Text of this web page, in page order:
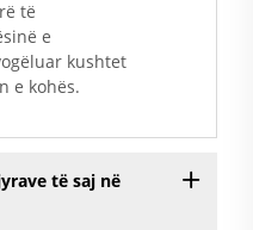
të
e
kushtet
e kohës.
të saj në